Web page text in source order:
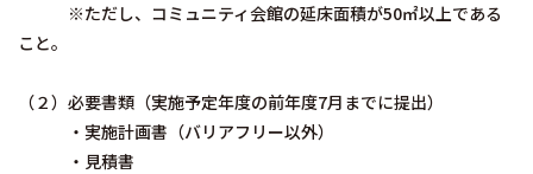
※ただし、コミュニティ会館の延床面積が50㎡以上である
こと。
（２）必要書類（実施予定年度の前年度7月までに提出）
・実施計画書（バリアフリー以外）
・見積書